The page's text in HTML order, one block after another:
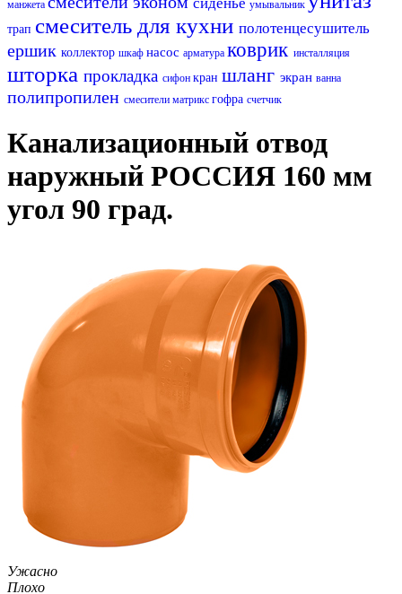
манжета умывальник
трап смеситель для кухни полотенцесушитель
ершик коллектор шкаф насос арматура коврик инсталляция
шторка прокладка сифон кран шланг экран ванна
полипропилен смесители матрикс гофра счетчик
Канализационный отвод
наружный РОССИЯ 160 мм
угол 90 град.
Ужасно
Плохо